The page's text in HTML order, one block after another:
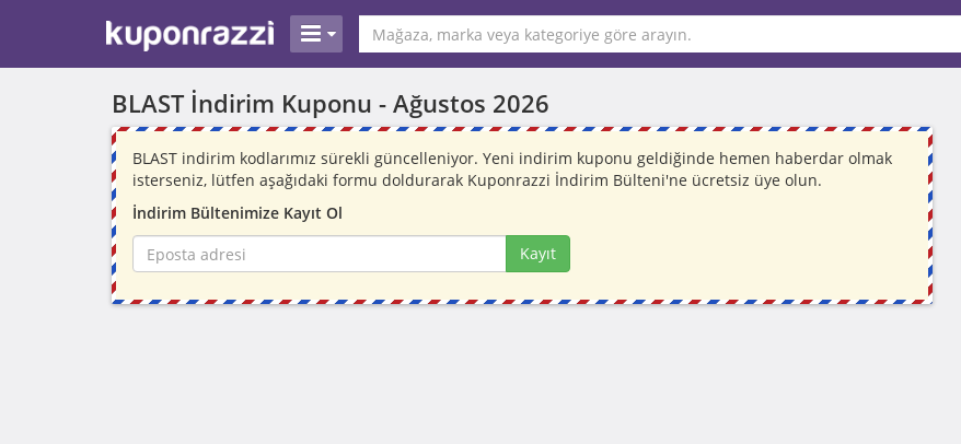
BLAST İndirim Kuponu - Ağustos 2026
BLAST indirim kodlarımız sürekli güncelleniyor. Yeni indirim kuponu geldiğinde hemen haberdar olmak
isterseniz, lütfen aşağıdaki formu doldurarak Kuponrazzi İndirim Bülteni'ne ücretsiz üye olun.
İndirim Bültenimize Kayıt Ol
Kayıt